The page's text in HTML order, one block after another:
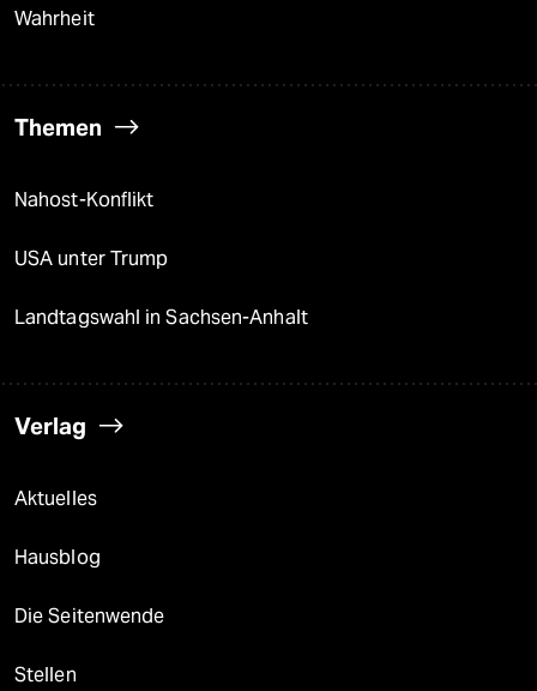
Wahrheit
Themen
Nahost-Konflikt
USA unter Trump
Landtagswahl in Sachsen-Anhalt
Verlag
Aktuelles
Hausblog
Die Seitenwende
Stellen